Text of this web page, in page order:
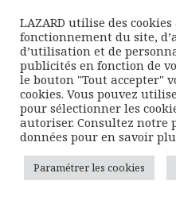
Navigation
l’article
PREVIOUS
Previous
post:
Croissance
simple
NEXT
Next
post:
Banques
catégorie de dettes
LAZARD utilise des
fonctionnement du site,
d’utilisation et de
publicités en fonction de
le bouton "Tout accepter"
cookies. Vous pouvez
pour sélectionner les
autoriser. Consultez notre
données pour en savoir
Paramétrer les cookies